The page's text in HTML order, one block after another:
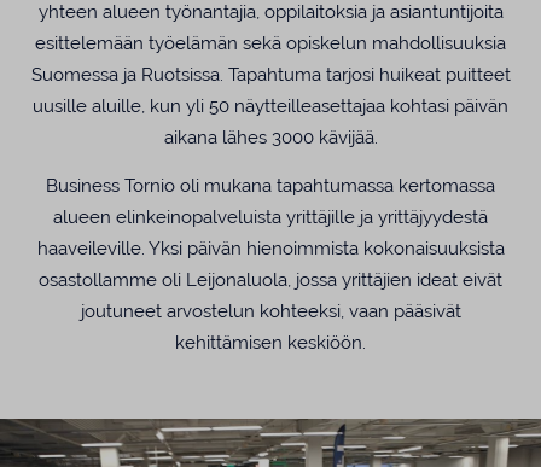
yhteen alueen työnantajia, oppilaitoksia ja asiantuntijoita
esittelemään työelämän sekä opiskelun mahdollisuuksia
Suomessa ja Ruotsissa. Tapahtuma tarjosi huikeat puitteet
uusille aluille, kun yli 50 näytteilleasettajaa kohtasi päivän
aikana lähes 3000 kävijää.
Business Tornio oli mukana tapahtumassa kertomassa
alueen elinkeinopalveluista yrittäjille ja yrittäjyydestä
haaveileville. Yksi päivän hienoimmista kokonaisuuksista
osastollamme oli Leijonaluola, jossa yrittäjien ideat eivät
joutuneet arvostelun kohteeksi, vaan pääsivät
kehittämisen keskiöön.